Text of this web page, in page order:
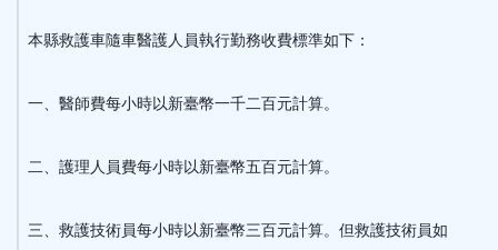
本縣救護車隨車醫護人員執行勤務收費標準如下：
一、醫師費每小時以新臺幣一千二百元計算。
二、護理人員費每小時以新臺幣五百元計算。
三、救護技術員每小時以新臺幣三百元計算。但救護技術員如